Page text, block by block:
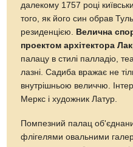
далекому 1757 році
того, як його син обрав
резиденцією. Велична
проектом архітектора
палацу в стилі палладіо,
лазні. Садиба вражає не
внутрішньою величчю.
Меркс і художник Латур.
Помпезний палац
флігелями овальними